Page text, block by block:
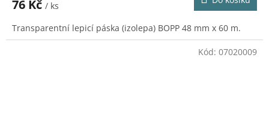
76 Kč / ks
Transparentní lepicí páska (izolepa) BOPP 48 mm x 60 m.
Kód: 07020009